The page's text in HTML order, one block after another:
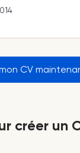
CV
créer un